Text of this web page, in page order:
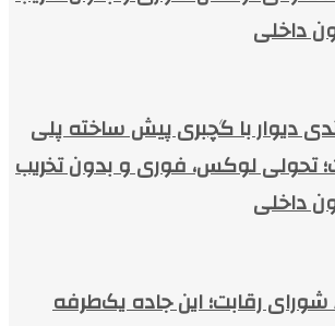
داخلی
دیوار با گچبری پیش ساخته پلی
تحولی لوکس، فوری و بدون تخریب
داخلی
مصوبه ۸۵۶ شورای رقابت؛ این جاده یک‌طرفه